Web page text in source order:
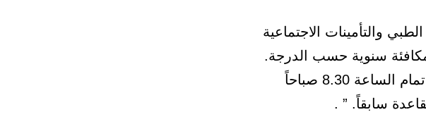
والتأمينات الاجتماعية
علماً بأن موعد إجراء المقابلات الشخصية في تمام الساعة 8.30 صباحاً
سابقاً. ” .